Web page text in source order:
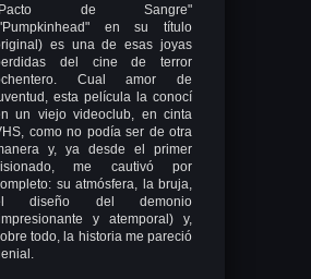
de Sangre"
en su título
es una de esas joyas
del cine de terror
Cual amor de
esta película la conocí
un viejo videoclub, en cinta
como no podía ser de otra
y, ya desde el primer
me cautivó por
su atmósfera, la bruja,
diseño del demonio
y atemporal) y,
todo, la historia me pareció